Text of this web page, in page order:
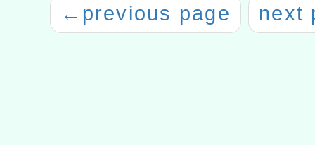
← previous page next